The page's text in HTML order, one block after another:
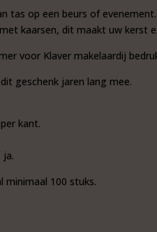
tas op een beurs of
kaarsen, dit maakt uw kerst
voor Klaver makelaardij
geschenk jaren lang mee.
kant.
ja.
minimaal 100 stuks.